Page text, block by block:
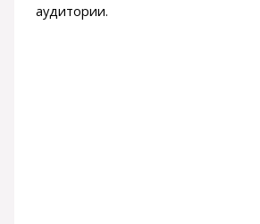
аудитории.